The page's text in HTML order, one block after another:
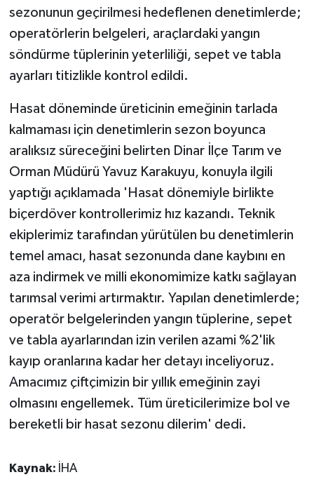
sezonunun geçirilmesi hedeflenen denetimlerde;
operatörlerin belgeleri, araçlardaki yangın
söndürme tüplerinin yeterliliği, sepet ve tabla
ayarları titizlikle kontrol edildi.
Hasat döneminde üreticinin emeğinin tarlada
kalmaması için denetimlerin sezon boyunca
aralıksız süreceğini belirten Dinar İlçe Tarım ve
Orman Müdürü Yavuz Karakuyu, konuyla ilgili
yaptığı açıklamada 'Hasat dönemiyle birlikte
biçerdöver kontrollerimiz hız kazandı. Teknik
ekiplerimiz tarafından yürütülen bu denetimlerin
temel amacı, hasat sezonunda dane kaybını en
aza indirmek ve milli ekonomimize katkı sağlayan
tarımsal verimi artırmaktır. Yapılan denetimlerde;
operatör belgelerinden yangın tüplerine, sepet
ve tabla ayarlarından izin verilen azami %2'lik
kayıp oranlarına kadar her detayı inceliyoruz.
Amacımız çiftçimizin bir yıllık emeğinin zayi
olmasını engellemek. Tüm üreticilerimize bol ve
bereketli bir hasat sezonu dilerim' dedi.
Kaynak: İHA